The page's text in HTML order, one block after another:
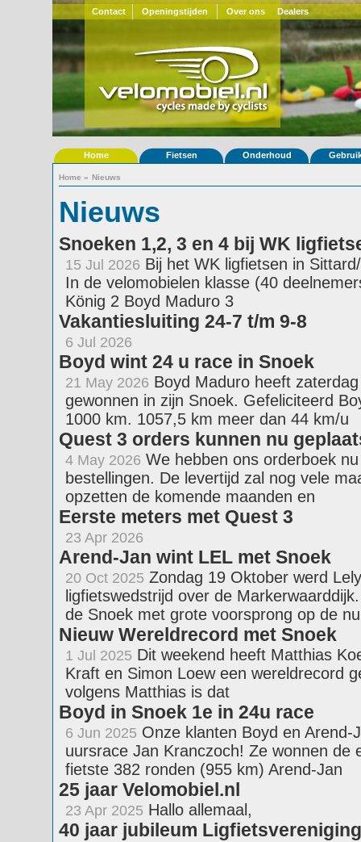
Contact Openingstijden Over ons Dealers
Home Fietsen Onderhoud
Home » Nieuws
Nieuws
Snoeken 1,2, 3 en 4 bij WK
15 Jul 2026 Bij het WK ligfietsen in
In de velomobielen klasse (40
König 2 Boyd Maduro 3
Vakantiesluiting 24-7 t/m 9-8
6 Jul 2026
Boyd wint 24 u race in Snoek
21 May 2026 Boyd Maduro heeft
gewonnen in zijn Snoek. Gefeliciteerd
1000 km. 1057,5 km meer dan 44 km/u
Quest 3 orders kunnen nu
4 May 2026 We hebben ons orderboek
bestellingen. De levertijd zal nog vele
opzetten de komende maanden en
Eerste meters met Quest 3
23 Apr 2026
Arend-Jan wint LEL met Snoek
20 Oct 2025 Zondag 19 Oktober werd
ligfietswedstrijd over de
de Snoek met grote voorsprong op de
Nieuw Wereldrecord met Snoek
1 Jul 2025 Dit weekend heeft Matthias
Kraft en Simon Loew een wereldrecord
volgens Matthias is dat
Boyd in Snoek 1e in 24u race
6 Jun 2025 Onze klanten Boyd en
uursrace Jan Kranczoch! Ze wonnen de
fietste 382 ronden (955 km) Arend-Jan
25 jaar Velomobiel.nl
23 Apr 2025 Hallo
40 jaar jubileum